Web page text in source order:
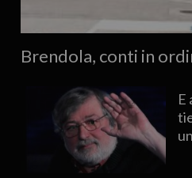
Brendola, conti in
E